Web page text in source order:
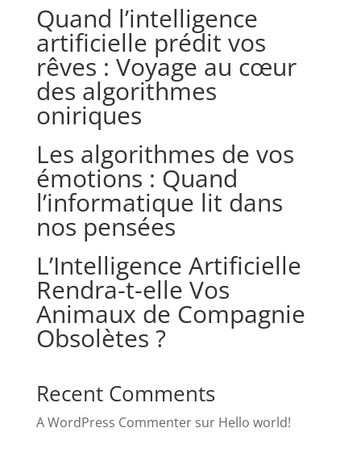
Quand l’intelligence
artificielle prédit vos
rêves : Voyage au cœur
des algorithmes
oniriques
Les algorithmes de vos
émotions : Quand
l’informatique lit dans
nos pensées
L’Intelligence Artificielle
Rendra-t-elle Vos
Animaux de Compagnie
Obsolètes ?
Recent Comments
A WordPress Commentersur Hello world!